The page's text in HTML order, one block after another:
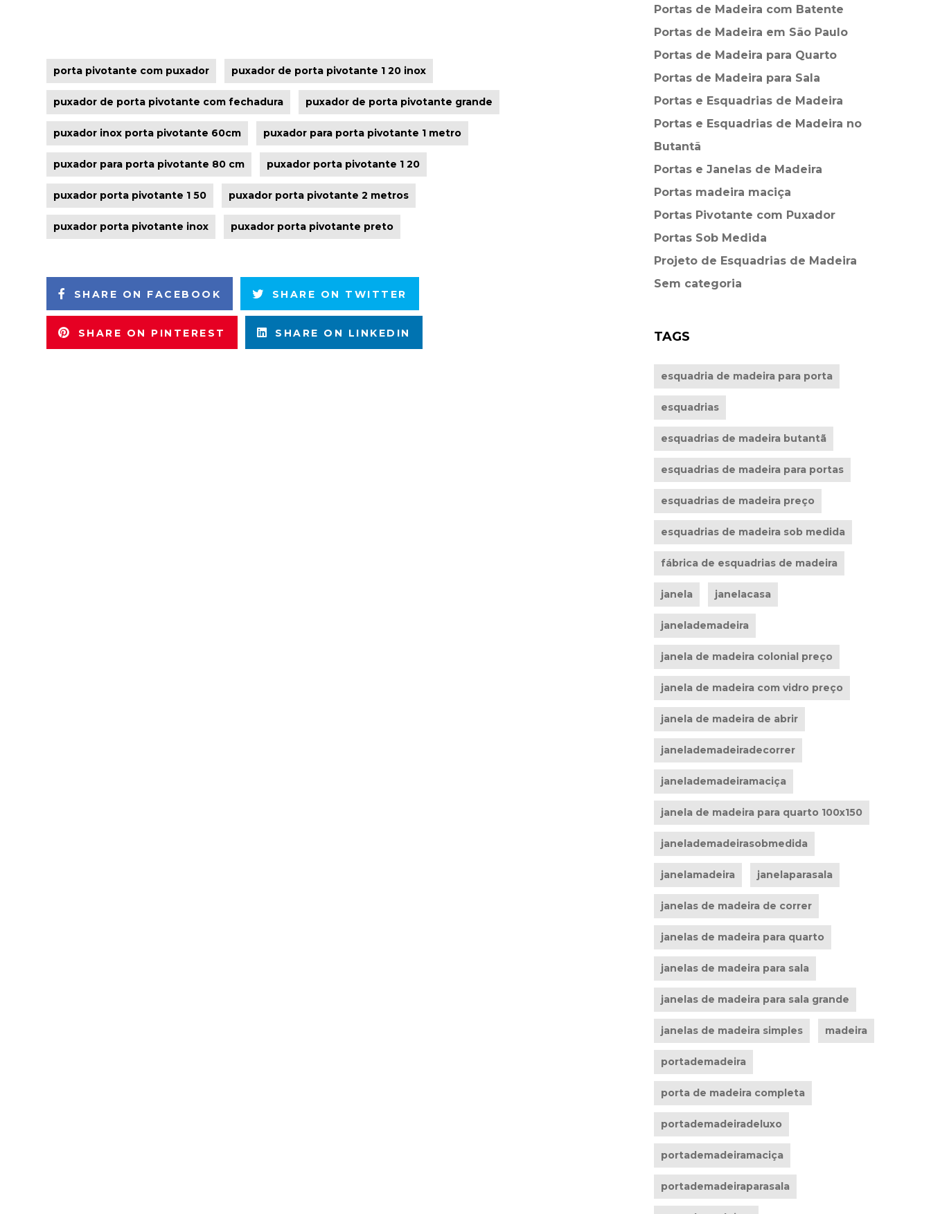
porta pivotante com puxador puxador de porta pivotante 1 20 inox
puxador de porta pivotante com fechadura puxador de porta pivotante grande
puxador inox porta pivotante 60cm puxador para porta pivotante 1 metro
puxador para porta pivotante 80 cm puxador porta pivotante 1 20
puxador porta pivotante 1 50 puxador porta pivotante 2 metros
puxador porta pivotante inox puxador porta pivotante preto
SHARE ON FACEBOOK SHARE ON TWITTER
SHARE ON PINTEREST SHARE ON LINKEDIN
Portas de Madeira com Batente
Portas de Madeira em São Paulo
Portas de Madeira para Quarto
Portas de Madeira para Sala
Portas e Esquadrias de Madeira
Portas e Esquadrias de Madeira no
Butantã
Portas e Janelas de Madeira
Portas madeira maciça
Portas Pivotante com Puxador
Portas Sob Medida
Projeto de Esquadrias de Madeira
Sem categoria
TAGS
esquadria de madeira para porta
esquadrias
esquadrias de madeira butantã
esquadrias de madeira para portas
esquadrias de madeira preço
esquadrias de madeira sob medida
fábrica de esquadrias de madeira
janela janelacasa
janelademadeira
janela de madeira colonial preço
janela de madeira com vidro preço
janela de madeira de abrir
janelademadeiradecorrer
janelademadeiramaciça
janela de madeira para quarto 100x150
janelademadeirasobmedida
janelamadeira janelaparasala
janelas de madeira de correr
janelas de madeira para quarto
janelas de madeira para sala
janelas de madeira para sala grande
janelas de madeira simples madeira
portademadeira
porta de madeira completa
portademadeiradeluxo
portademadeiramaciça
portademadeiraparasala